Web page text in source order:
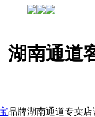
湖南通道
品牌湖南通道专卖